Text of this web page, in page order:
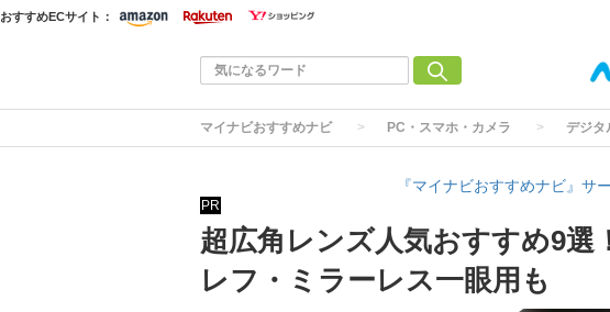
おすすめECサイト：
マイナビおすすめナビ PC・スマホ・カメラ デジタ
『マイナビおすすめナビ』サ
PR
超広角レンズ人気おすすめ9選
レフ・ミラーレス一眼用も